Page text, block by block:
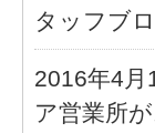
タッフブ
2016年4
ア営業所